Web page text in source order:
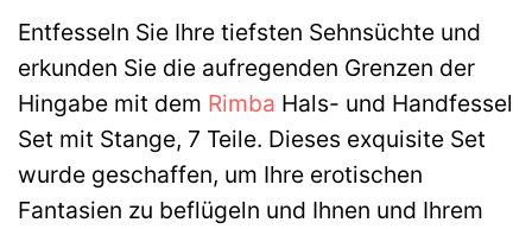
Entfesseln Sie Ihre tiefsten Sehnsüchte und
erkunden Sie die aufregenden Grenzen der
Hingabe mit dem Rimba Hals- und Handfessel
Set mit Stange, 7 Teile. Dieses exquisite Set
wurde geschaffen, um Ihre erotischen
Fantasien zu beflügeln und Ihnen und Ihrem